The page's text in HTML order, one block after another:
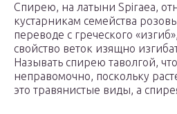
Спирею, на латыни Spiraea,
кустарникам семейства
переводе с греческого
свойство веток изящно
Называть спирею таволгой,
неправомочно, поскольку
это травянистые виды, а